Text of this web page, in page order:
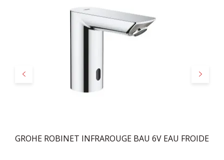
Précédent Suivant
GROHE ROBINET INFRAROUGE BAU 6V EAU FROIDE